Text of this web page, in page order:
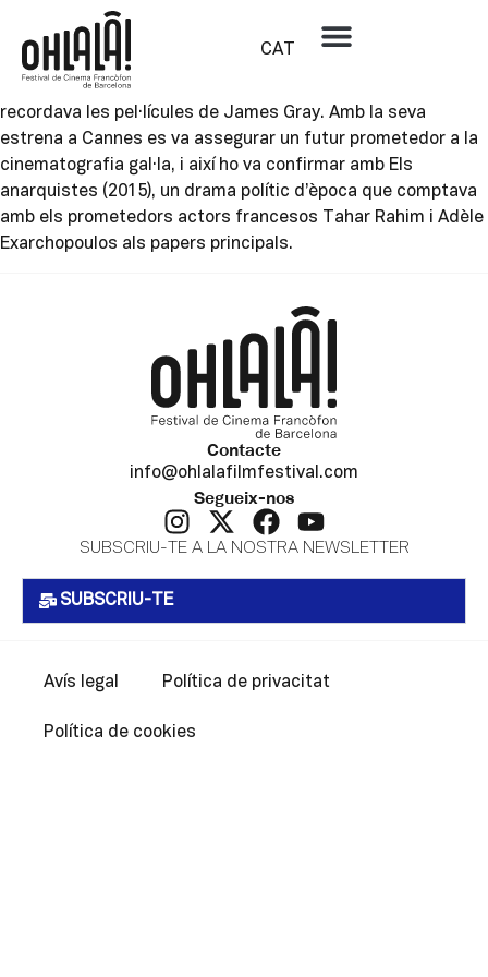
CAT
Elie Wajeman
Realitzador francès que va sorprendre tothom gràcies al
seu primer llargmetratge, Aliyah (2012), un drama fosc que
recordava les pel·lícules de James Gray. Amb la seva
estrena a Cannes es va assegurar un futur prometedor a la
cinematografia gal·la, i així ho va confirmar amb Els
anarquistes (2015), un drama polític d’època que comptava
amb els prometedors actors francesos Tahar Rahim i Adèle
Exarchopoulos als papers principals.
Contacte
info@ohlalafilmfestival.com
Segueix-nos
SUBSCRIU-TE A LA NOSTRA NEWSLETTER
SUBSCRIU-TE
Avís legal Política de privacitat
Política de cookies